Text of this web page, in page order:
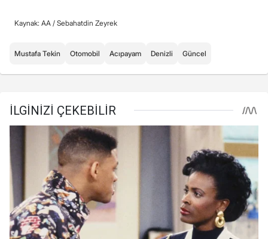
Kaynak: AA / Sebahatdin Zeyrek
Mustafa Tekin Otomobil Acıpayam Denizli Güncel